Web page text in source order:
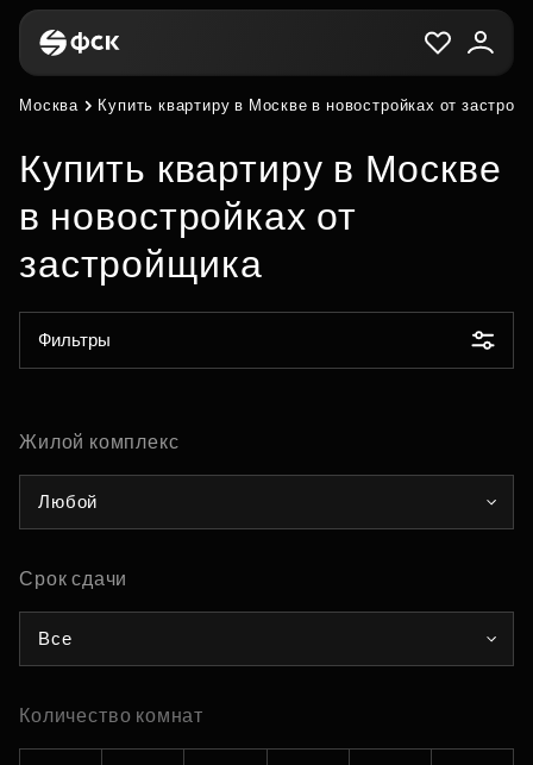
Москва Купить квартиру в Москве в новостройках от
Купить квартиру в Москве
в новостройках от
застройщика
Фильтры
Жилой комплекс
Любой
Срок сдачи
Все
Количество комнат